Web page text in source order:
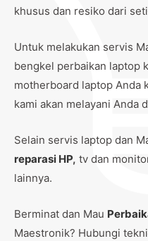
khusus dan resiko dari
Untuk melakukan servis
bengkel perbaikan laptop
motherboard laptop Anda
kami akan melayani Anda
Selain servis laptop dan
reparasi HP, tv dan
lainnya.
Berminat dan Mau
Maestronik? Hubungi